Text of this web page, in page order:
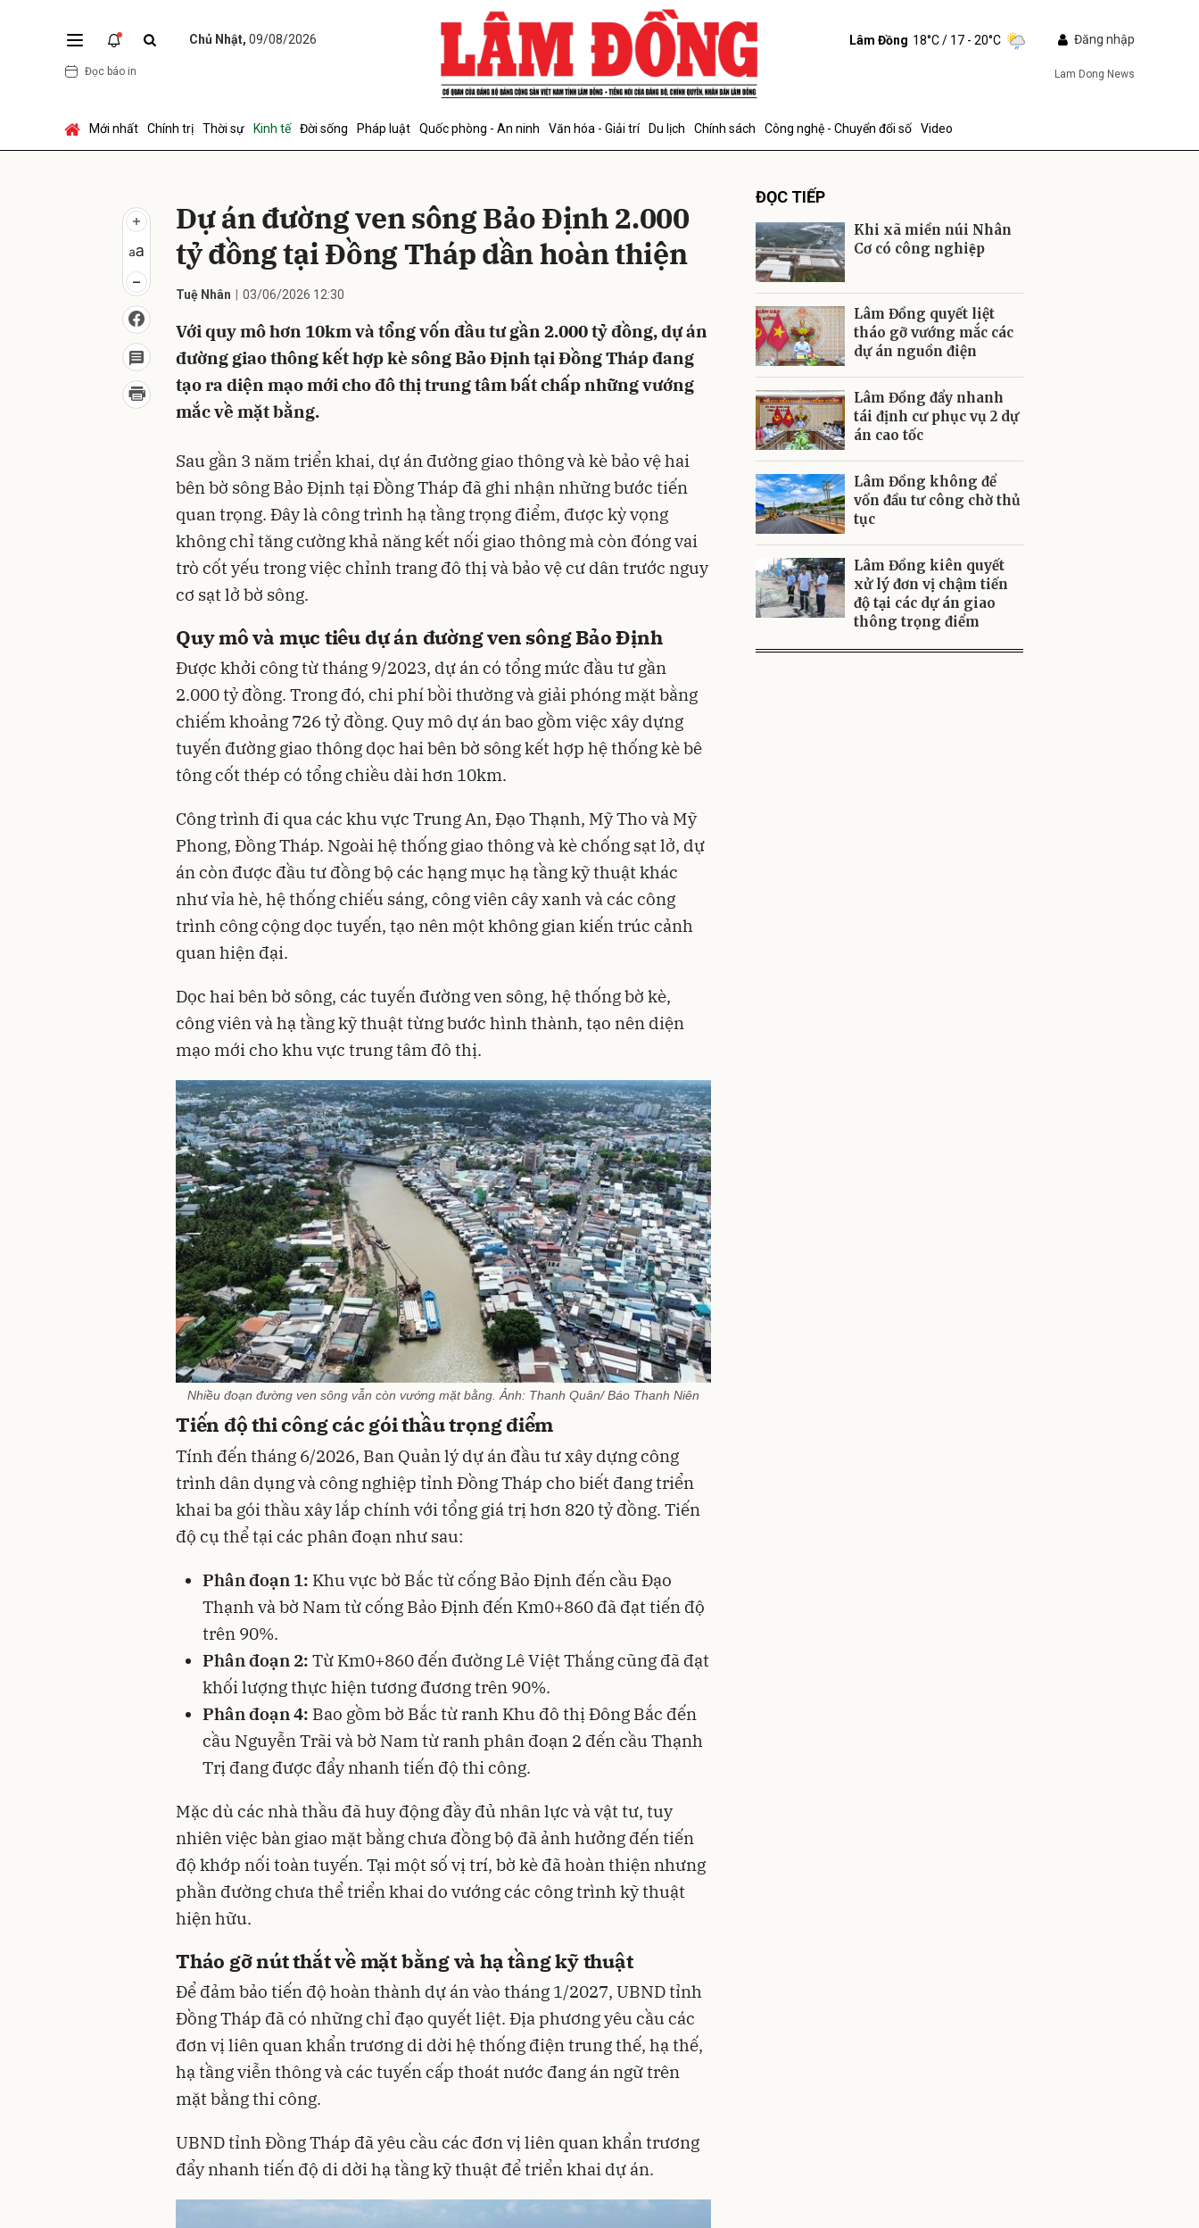
Chủ Nhật, 09/08/2026
Đọc báo in
Lâm Đồng 18°C/ 17 - 20°C Đăng nhập
Lam Dong News
Mới nhất Chính trị Thời sự Kinh tế Đời sống Pháp luật Quốc phòng - An ninh Văn hóa - Giải trí Du lịch Chính sách Công nghệ - Chuyển đổi số Video
Dự án đường ven sông Bảo Định 2.000
tỷ đồng tại Đồng Tháp dần hoàn thiện
Tuệ Nhân 03/06/2026 12:30
Với quy mô hơn 10km và tổng vốn đầu tư gần 2.000 tỷ đồng, dự án
đường giao thông kết hợp kè sông Bảo Định tại Đồng Tháp đang
tạo ra diện mạo mới cho đô thị trung tâm bất chấp những vướng
mắc về mặt bằng.
Sau gần 3 năm triển khai, dự án đường giao thông và kè bảo vệ hai
bên bờ sông Bảo Định tại Đồng Tháp đã ghi nhận những bước tiến
quan trọng. Đây là công trình hạ tầng trọng điểm, được kỳ vọng
không chỉ tăng cường khả năng kết nối giao thông mà còn đóng vai
trò cốt yếu trong việc chỉnh trang đô thị và bảo vệ cư dân trước nguy
cơ sạt lở bờ sông.
Quy mô và mục tiêu dự án đường ven sông Bảo Định
Được khởi công từ tháng 9/2023, dự án có tổng mức đầu tư gần
2.000 tỷ đồng. Trong đó, chi phí bồi thường và giải phóng mặt bằng
chiếm khoảng 726 tỷ đồng. Quy mô dự án bao gồm việc xây dựng
tuyến đường giao thông dọc hai bên bờ sông kết hợp hệ thống kè bê
tông cốt thép có tổng chiều dài hơn 10km.
Công trình đi qua các khu vực Trung An, Đạo Thạnh, Mỹ Tho và Mỹ
Phong, Đồng Tháp. Ngoài hệ thống giao thông và kè chống sạt lở, dự
án còn được đầu tư đồng bộ các hạng mục hạ tầng kỹ thuật khác
như vỉa hè, hệ thống chiếu sáng, công viên cây xanh và các công
trình công cộng dọc tuyến, tạo nên một không gian kiến trúc cảnh
quan hiện đại.
Dọc hai bên bờ sông, các tuyến đường ven sông, hệ thống bờ kè,
công viên và hạ tầng kỹ thuật từng bước hình thành, tạo nên diện
mạo mới cho khu vực trung tâm đô thị.
Nhiều đoạn đường ven sông vẫn còn vướng mặt bằng. Ảnh: Thanh Quân/ Báo Thanh Niên
Tiến độ thi công các gói thầu trọng điểm
Tính đến tháng 6/2026, Ban Quản lý dự án đầu tư xây dựng công
trình dân dụng và công nghiệp tỉnh Đồng Tháp cho biết đang triển
khai ba gói thầu xây lắp chính với tổng giá trị hơn 820 tỷ đồng. Tiến
độ cụ thể tại các phân đoạn như sau:
Phân đoạn 1: Khu vực bờ Bắc từ cống Bảo Định đến cầu Đạo
Thạnh và bờ Nam từ cống Bảo Định đến Km0+860 đã đạt tiến độ
trên 90%.
Phân đoạn 2: Từ Km0+860 đến đường Lê Việt Thắng cũng đã đạt
khối lượng thực hiện tương đương trên 90%.
Phân đoạn 4: Bao gồm bờ Bắc từ ranh Khu đô thị Đông Bắc đến
cầu Nguyễn Trãi và bờ Nam từ ranh phân đoạn 2 đến cầu Thạnh
Trị đang được đẩy nhanh tiến độ thi công.
Mặc dù các nhà thầu đã huy động đầy đủ nhân lực và vật tư, tuy
nhiên việc bàn giao mặt bằng chưa đồng bộ đã ảnh hưởng đến tiến
độ khớp nối toàn tuyến. Tại một số vị trí, bờ kè đã hoàn thiện nhưng
phần đường chưa thể triển khai do vướng các công trình kỹ thuật
hiện hữu.
Tháo gỡ nút thắt về mặt bằng và hạ tầng kỹ thuật
Để đảm bảo tiến độ hoàn thành dự án vào tháng 1/2027, UBND tỉnh
Đồng Tháp đã có những chỉ đạo quyết liệt. Địa phương yêu cầu các
đơn vị liên quan khẩn trương di dời hệ thống điện trung thế, hạ thế,
hạ tầng viễn thông và các tuyến cấp thoát nước đang án ngữ trên
mặt bằng thi công.
UBND tỉnh Đồng Tháp đã yêu cầu các đơn vị liên quan khẩn trương
đẩy nhanh tiến độ di dời hạ tầng kỹ thuật để triển khai dự án.
ĐỌC TIẾP
Khi xã miền núi Nhân
Cơ có công nghiệp
Lâm Đồng quyết liệt
tháo gỡ vướng mắc các
dự án nguồn điện
Lâm Đồng đẩy nhanh
tái định cư phục vụ 2 dự
án cao tốc
Lâm Đồng không để
vốn đầu tư công chờ thủ
tục
Lâm Đồng kiên quyết
xử lý đơn vị chậm tiến
độ tại các dự án giao
thông trọng điểm
Gửi bình luận
Gửi